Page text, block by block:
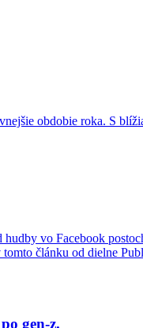
obdobie roka. S
vo Facebook
článku od dielne
gen-z.